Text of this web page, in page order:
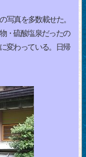
写真を多数載せた。
・硫酸塩泉だったの
変わっている。日帰